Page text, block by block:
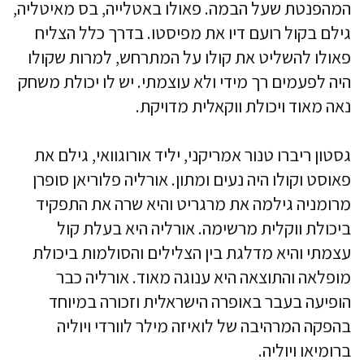
המהפנטת שעל הבמה. פאולו באטלייה, בס מאיטליה,
גילם בקול רועם דיו את מפיסטו. בדרך כלל הצליח
פאולו להשליט את קולו על המתרחש, למרות שקולו
היה לפעמים רך מידי ולא עוצמתי. יש לו יכולת משחק
נאה מאוד ויכולת ווקאלית מדויקת.
גסטון ריברו טנור אמריקני, יליד אורוגוואי, גילם את
פאוסט וקולו היה נעים ומתון. אורליה פלוריאן סופרן
מרומניה גילמה את מרגריט והיא שרה את התפקיד
ביכולת ווקלית מרשימה. אורליה היא בעלת קול
עצמתי והיא מדלגת בין הצלילים והסולמות ביכולת
מופלאה והתוצאה היא ענוגה מאוד. אורליה כבר
הופיעה בעבר באופרה הישראלית וזכורה במיוחד
בהפקה המרהיבה של לואיזה מילר לוורדי ויוליה
ברומיאו ויוליה.